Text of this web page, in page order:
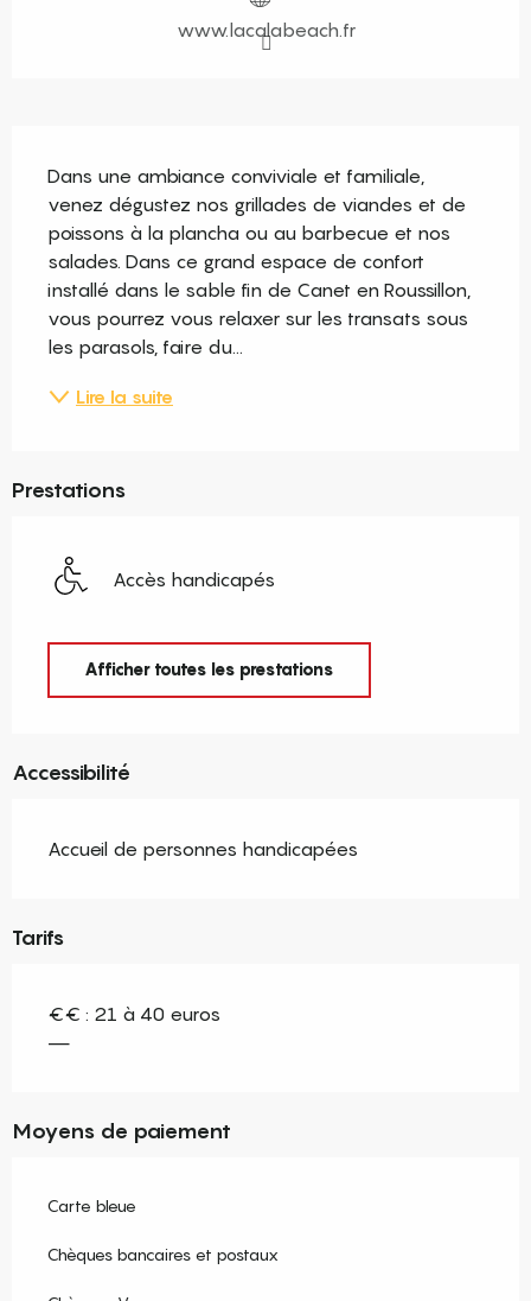
www.lacalabeach.fr
Dans une ambiance conviviale et familiale,
venez dégustez nos grillades de viandes et de
poissons à la plancha ou au barbecue et nos
salades. Dans ce grand espace de confort
installé dans le sable fin de Canet en Roussillon,
vous pourrez vous relaxer sur les transats sous
les parasols, faire du...
Lire la suite
Prestations
Accès handicapés
Afficher toutes les prestations
Accessibilité
Accueil de personnes handicapées
Tarifs
€€ : 21 à 40 euros
—
Moyens de paiement
Carte bleue
Chèques bancaires et postaux